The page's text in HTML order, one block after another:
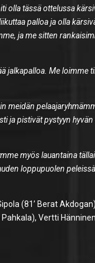
olla tässä ottelussa
palloa ja olla
ja me sitten
jalkapalloa. Me loimme
meidän
ja pistivät pystyyn
myös lauantaina
loppupuolen
(81’ Berat
Vertti